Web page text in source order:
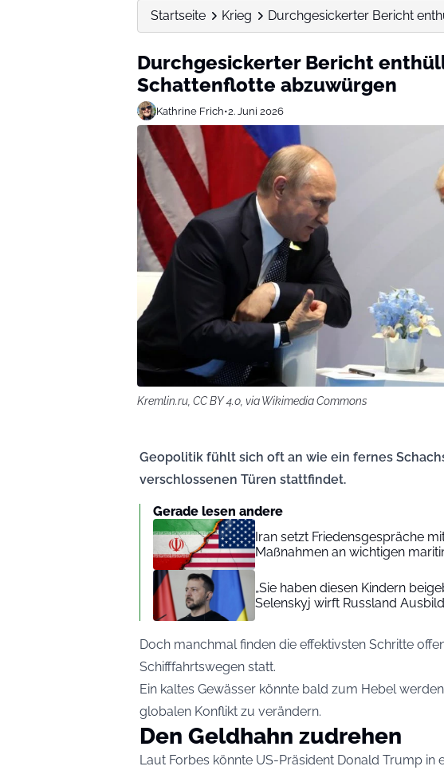
Startseite Krieg Durchgesickerter Bericht
Durchgesickerter Bericht
Schattenflotte abzuwürgen
Kathrine Frich•2. Juni 2026
Kremlin.ru, CC BY 4.0, via Wikimedia Commons
Geopolitik fühlt sich oft an wie ein fernes
verschlossenen Türen stattfindet.
Gerade lesen andere
Iran setzt Friedensgespräche
Maßnahmen an wichtigen
„Sie haben diesen Kindern
Selenskyj wirft Russland
Doch manchmal finden die effektivsten Schritte
Schifffahrtswegen statt.
Ein kaltes Gewässer könnte bald zum Hebel
globalen Konflikt zu verändern.
Den Geldhahn zudrehen
Laut Forbes könnte US-Präsident Donald Trump in